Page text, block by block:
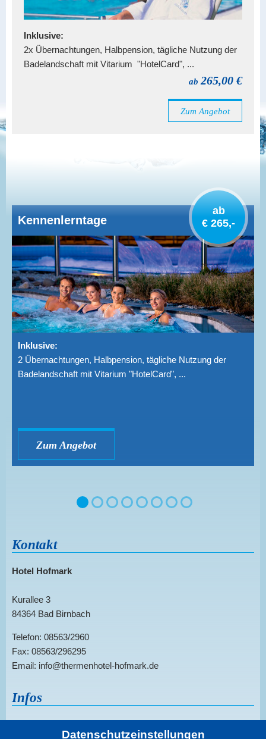
Datenschutzeinstellungen
Inklusive:
2x Übernachtungen, Halbpension, tägliche Nutzung der
Badelandschaft mit Vitarium "HotelCard", ...
ab 265,00 €
Zum Angebot
Kennenlerntage
Inklusive:
2 Übernachtungen, Halbpension, tägliche Nutzung der
Badelandschaft mit Vitarium "HotelCard", ...
ab
€ 265,-
Zum Angebot
Kontakt
Hotel Hofmark
Kurallee 3
84364 Bad Birnbach
Telefon: 08563/2960
Fax: 08563/296295
Email: info@thermenhotel-hofmark.de
Infos
Sitemap